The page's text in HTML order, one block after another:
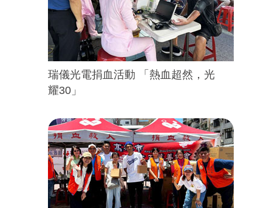
瑞儀光電捐血活動 「熱血超然，光
耀30」